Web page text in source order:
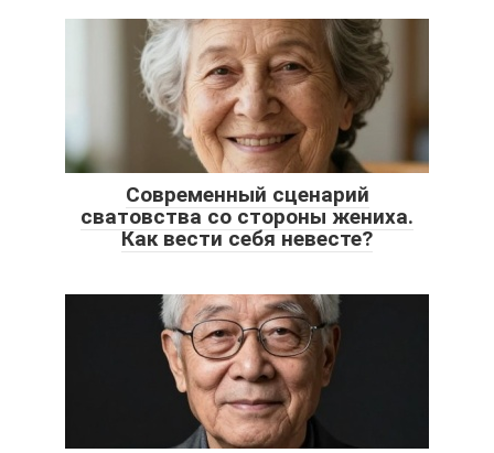
Современный сценарий
сватовства со стороны жениха.
Как вести себя невесте?